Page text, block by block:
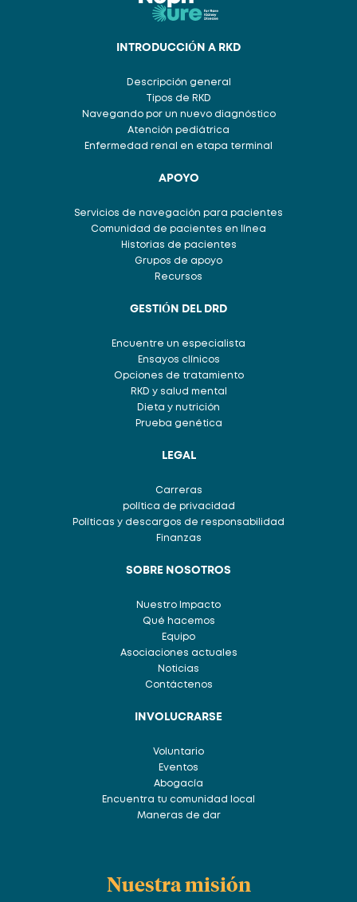
INTRODUCCIÓN A RKD
Descripción general
Tipos de RKD
Navegando por un nuevo diagnóstico
Atención pediátrica
Enfermedad renal en etapa terminal
APOYO
Servicios de navegación para pacientes
Comunidad de pacientes en línea
Historias de pacientes
Grupos de apoyo
Recursos
GESTIÓN DEL DRD
Encuentre un especialista
Ensayos clínicos
Opciones de tratamiento
RKD y salud mental
Dieta y nutrición
Prueba genética
LEGAL
Carreras
política de privacidad
Políticas y descargos de responsabilidad
Finanzas
SOBRE NOSOTROS
Nuestro Impacto
Qué hacemos
Equipo
Asociaciones actuales
Noticias
Contáctenos
INVOLUCRARSE
Voluntario
Eventos
Abogacía
Encuentra tu comunidad local
Maneras de dar
Nuestra misión